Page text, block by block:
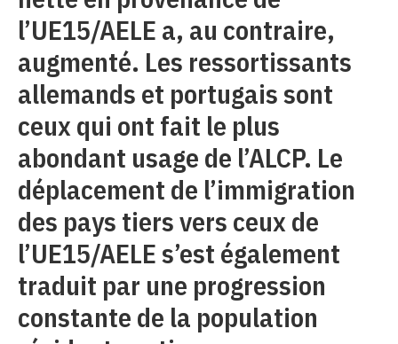
l’UE15/AELE a, au contraire,
augmenté. Les ressortissants
allemands et portugais sont
ceux qui ont fait le plus
abondant usage de l’ALCP. Le
déplacement de l’immigration
des pays tiers vers ceux de
l’UE15/AELE s’est également
traduit par une progression
constante de la population